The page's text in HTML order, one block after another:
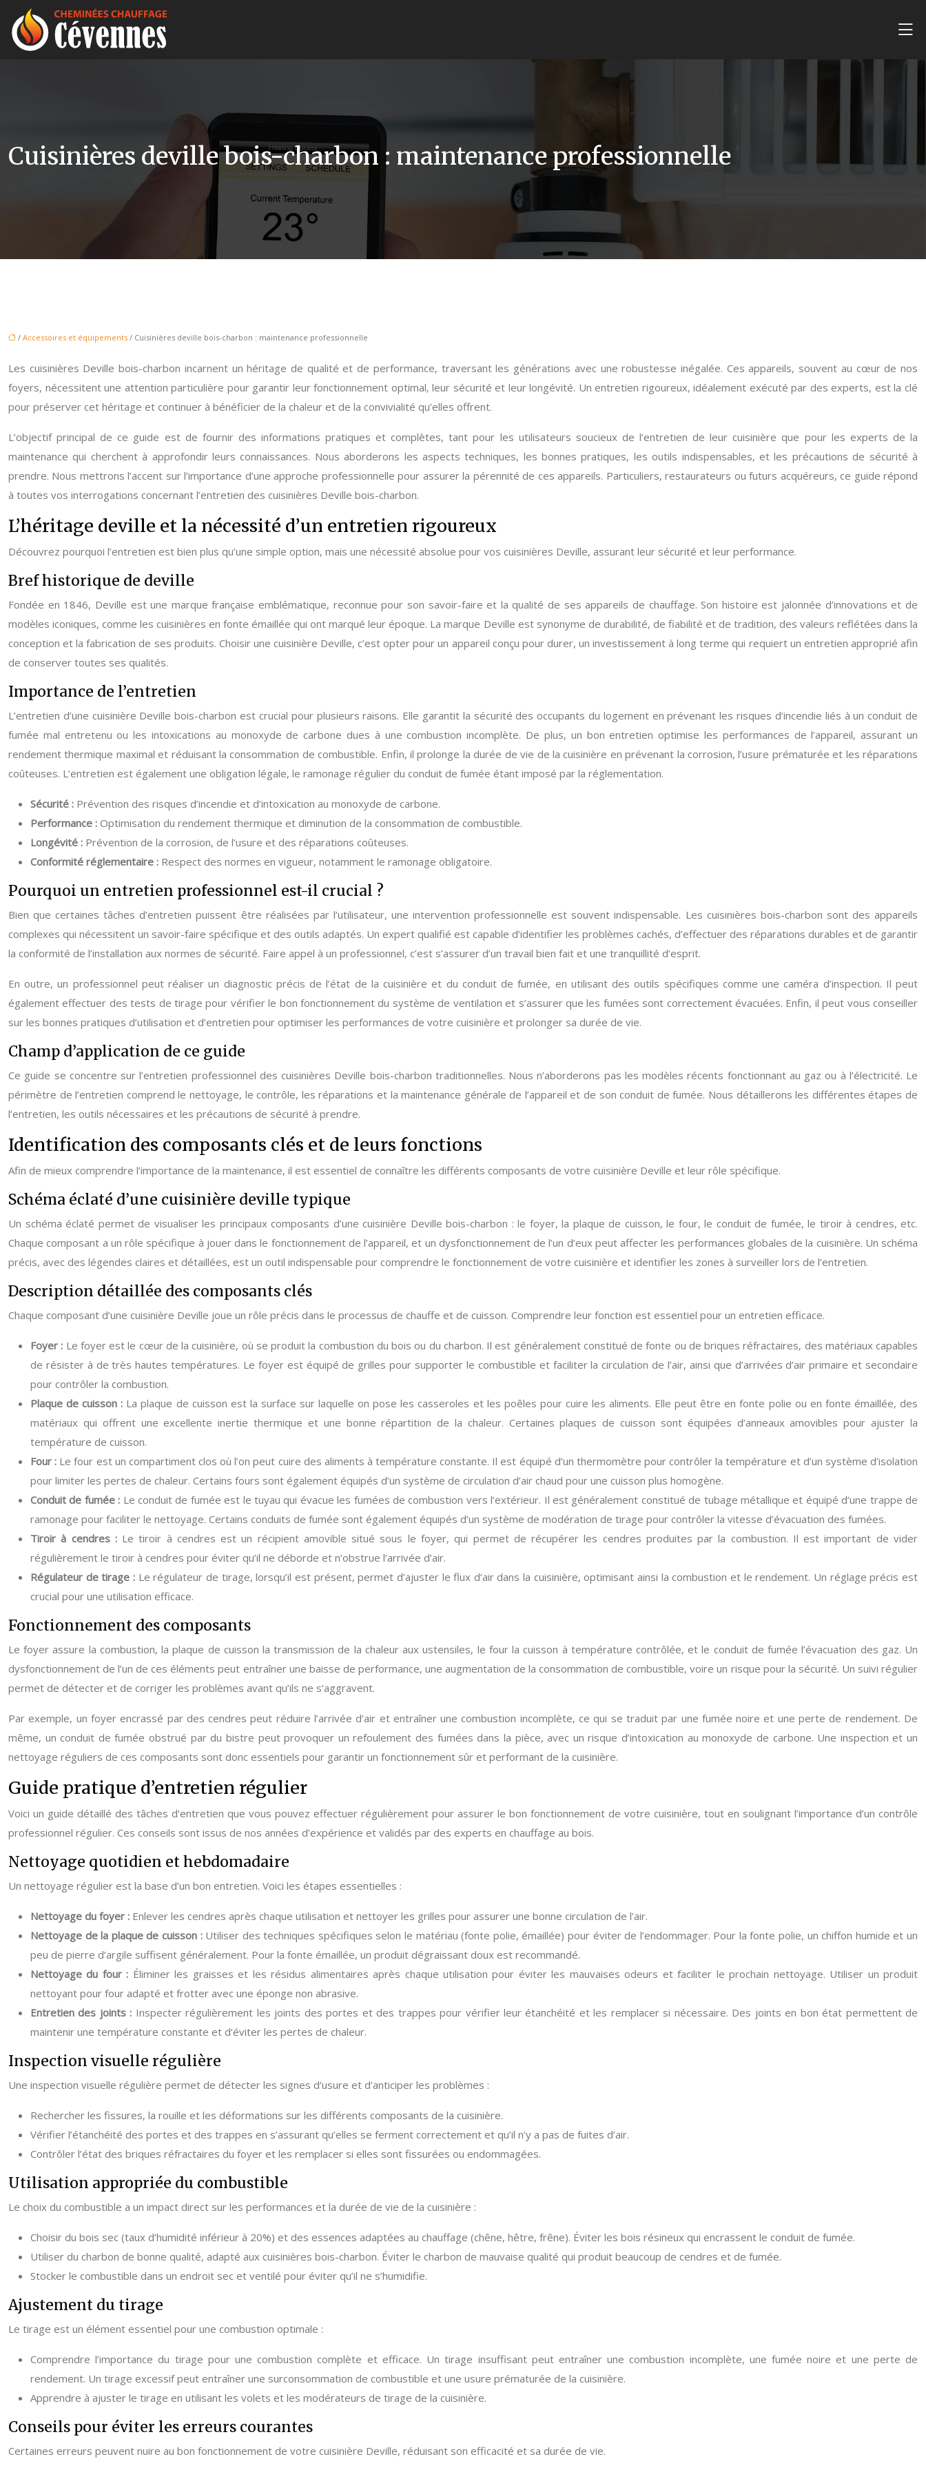
Cuisinières deville bois-charbon : maintenance professionnelle
/ Accessoires et équipements / Cuisinières deville bois-charbon : maintenance professionnelle
Les cuisinières Deville bois-charbon incarnent un héritage de qualité et de performance, traversant les générations avec une robustesse inégalée. Ces appareils, souvent au cœur de nos
foyers, nécessitent une attention particulière pour garantir leur fonctionnement optimal, leur sécurité et leur longévité. Un entretien rigoureux, idéalement exécuté par des experts, est la clé
pour préserver cet héritage et continuer à bénéficier de la chaleur et de la convivialité qu’elles offrent.
L’objectif principal de ce guide est de fournir des informations pratiques et complètes, tant pour les utilisateurs soucieux de l’entretien de leur cuisinière que pour les experts de la
maintenance qui cherchent à approfondir leurs connaissances. Nous aborderons les aspects techniques, les bonnes pratiques, les outils indispensables, et les précautions de sécurité à
prendre. Nous mettrons l’accent sur l’importance d’une approche professionnelle pour assurer la pérennité de ces appareils. Particuliers, restaurateurs ou futurs acquéreurs, ce guide répond
à toutes vos interrogations concernant l’entretien des cuisinières Deville bois-charbon.
L’héritage deville et la nécessité d’un entretien rigoureux
Découvrez pourquoi l’entretien est bien plus qu’une simple option, mais une nécessité absolue pour vos cuisinières Deville, assurant leur sécurité et leur performance.
Bref historique de deville
Fondée en 1846, Deville est une marque française emblématique, reconnue pour son savoir-faire et la qualité de ses appareils de chauffage. Son histoire est jalonnée d’innovations et de
modèles iconiques, comme les cuisinières en fonte émaillée qui ont marqué leur époque. La marque Deville est synonyme de durabilité, de fiabilité et de tradition, des valeurs reflétées dans la
conception et la fabrication de ses produits. Choisir une cuisinière Deville, c’est opter pour un appareil conçu pour durer, un investissement à long terme qui requiert un entretien approprié afin
de conserver toutes ses qualités.
Importance de l’entretien
L’entretien d’une cuisinière Deville bois-charbon est crucial pour plusieurs raisons. Elle garantit la sécurité des occupants du logement en prévenant les risques d’incendie liés à un conduit de
fumée mal entretenu ou les intoxications au monoxyde de carbone dues à une combustion incomplète. De plus, un bon entretien optimise les performances de l’appareil, assurant un
rendement thermique maximal et réduisant la consommation de combustible. Enfin, il prolonge la durée de vie de la cuisinière en prévenant la corrosion, l’usure prématurée et les réparations
coûteuses. L’entretien est également une obligation légale, le ramonage régulier du conduit de fumée étant imposé par la réglementation.
Sécurité : Prévention des risques d’incendie et d’intoxication au monoxyde de carbone.
Performance : Optimisation du rendement thermique et diminution de la consommation de combustible.
Longévité : Prévention de la corrosion, de l’usure et des réparations coûteuses.
Conformité réglementaire : Respect des normes en vigueur, notamment le ramonage obligatoire.
Pourquoi un entretien professionnel est-il crucial ?
Bien que certaines tâches d’entretien puissent être réalisées par l’utilisateur, une intervention professionnelle est souvent indispensable. Les cuisinières bois-charbon sont des appareils
complexes qui nécessitent un savoir-faire spécifique et des outils adaptés. Un expert qualifié est capable d’identifier les problèmes cachés, d’effectuer des réparations durables et de garantir
la conformité de l’installation aux normes de sécurité. Faire appel à un professionnel, c’est s’assurer d’un travail bien fait et une tranquillité d’esprit.
En outre, un professionnel peut réaliser un diagnostic précis de l’état de la cuisinière et du conduit de fumée, en utilisant des outils spécifiques comme une caméra d’inspection. Il peut
également effectuer des tests de tirage pour vérifier le bon fonctionnement du système de ventilation et s’assurer que les fumées sont correctement évacuées. Enfin, il peut vous conseiller
sur les bonnes pratiques d’utilisation et d’entretien pour optimiser les performances de votre cuisinière et prolonger sa durée de vie.
Champ d’application de ce guide
Ce guide se concentre sur l’entretien professionnel des cuisinières Deville bois-charbon traditionnelles. Nous n’aborderons pas les modèles récents fonctionnant au gaz ou à l’électricité. Le
périmètre de l’entretien comprend le nettoyage, le contrôle, les réparations et la maintenance générale de l’appareil et de son conduit de fumée. Nous détaillerons les différentes étapes de
l’entretien, les outils nécessaires et les précautions de sécurité à prendre.
Identification des composants clés et de leurs fonctions
Afin de mieux comprendre l’importance de la maintenance, il est essentiel de connaître les différents composants de votre cuisinière Deville et leur rôle spécifique.
Schéma éclaté d’une cuisinière deville typique
Un schéma éclaté permet de visualiser les principaux composants d’une cuisinière Deville bois-charbon : le foyer, la plaque de cuisson, le four, le conduit de fumée, le tiroir à cendres, etc.
Chaque composant a un rôle spécifique à jouer dans le fonctionnement de l’appareil, et un dysfonctionnement de l’un d’eux peut affecter les performances globales de la cuisinière. Un schéma
précis, avec des légendes claires et détaillées, est un outil indispensable pour comprendre le fonctionnement de votre cuisinière et identifier les zones à surveiller lors de l’entretien.
Description détaillée des composants clés
Chaque composant d’une cuisinière Deville joue un rôle précis dans le processus de chauffe et de cuisson. Comprendre leur fonction est essentiel pour un entretien efficace.
Foyer : Le foyer est le cœur de la cuisinière, où se produit la combustion du bois ou du charbon. Il est généralement constitué de fonte ou de briques réfractaires, des matériaux capables
de résister à de très hautes températures. Le foyer est équipé de grilles pour supporter le combustible et faciliter la circulation de l’air, ainsi que d’arrivées d’air primaire et secondaire
pour contrôler la combustion.
Plaque de cuisson : La plaque de cuisson est la surface sur laquelle on pose les casseroles et les poêles pour cuire les aliments. Elle peut être en fonte polie ou en fonte émaillée, des
matériaux qui offrent une excellente inertie thermique et une bonne répartition de la chaleur. Certaines plaques de cuisson sont équipées d’anneaux amovibles pour ajuster la
température de cuisson.
Four : Le four est un compartiment clos où l’on peut cuire des aliments à température constante. Il est équipé d’un thermomètre pour contrôler la température et d’un système d’isolation
pour limiter les pertes de chaleur. Certains fours sont également équipés d’un système de circulation d’air chaud pour une cuisson plus homogène.
Conduit de fumée : Le conduit de fumée est le tuyau qui évacue les fumées de combustion vers l’extérieur. Il est généralement constitué de tubage métallique et équipé d’une trappe de
ramonage pour faciliter le nettoyage. Certains conduits de fumée sont également équipés d’un système de modération de tirage pour contrôler la vitesse d’évacuation des fumées.
Tiroir à cendres : Le tiroir à cendres est un récipient amovible situé sous le foyer, qui permet de récupérer les cendres produites par la combustion. Il est important de vider
régulièrement le tiroir à cendres pour éviter qu’il ne déborde et n’obstrue l’arrivée d’air.
Régulateur de tirage : Le régulateur de tirage, lorsqu’il est présent, permet d’ajuster le flux d’air dans la cuisinière, optimisant ainsi la combustion et le rendement. Un réglage précis est
crucial pour une utilisation efficace.
Fonctionnement des composants
Le foyer assure la combustion, la plaque de cuisson la transmission de la chaleur aux ustensiles, le four la cuisson à température contrôlée, et le conduit de fumée l’évacuation des gaz. Un
dysfonctionnement de l’un de ces éléments peut entraîner une baisse de performance, une augmentation de la consommation de combustible, voire un risque pour la sécurité. Un suivi régulier
permet de détecter et de corriger les problèmes avant qu’ils ne s’aggravent.
Par exemple, un foyer encrassé par des cendres peut réduire l’arrivée d’air et entraîner une combustion incomplète, ce qui se traduit par une fumée noire et une perte de rendement. De
même, un conduit de fumée obstrué par du bistre peut provoquer un refoulement des fumées dans la pièce, avec un risque d’intoxication au monoxyde de carbone. Une inspection et un
nettoyage réguliers de ces composants sont donc essentiels pour garantir un fonctionnement sûr et performant de la cuisinière.
Guide pratique d’entretien régulier
Voici un guide détaillé des tâches d’entretien que vous pouvez effectuer régulièrement pour assurer le bon fonctionnement de votre cuisinière, tout en soulignant l’importance d’un contrôle
professionnel régulier. Ces conseils sont issus de nos années d’expérience et validés par des experts en chauffage au bois.
Nettoyage quotidien et hebdomadaire
Un nettoyage régulier est la base d’un bon entretien. Voici les étapes essentielles :
Nettoyage du foyer : Enlever les cendres après chaque utilisation et nettoyer les grilles pour assurer une bonne circulation de l’air.
Nettoyage de la plaque de cuisson : Utiliser des techniques spécifiques selon le matériau (fonte polie, émaillée) pour éviter de l’endommager. Pour la fonte polie, un chiffon humide et un
peu de pierre d’argile suffisent généralement. Pour la fonte émaillée, un produit dégraissant doux est recommandé.
Nettoyage du four : Éliminer les graisses et les résidus alimentaires après chaque utilisation pour éviter les mauvaises odeurs et faciliter le prochain nettoyage. Utiliser un produit
nettoyant pour four adapté et frotter avec une éponge non abrasive.
Entretien des joints : Inspecter régulièrement les joints des portes et des trappes pour vérifier leur étanchéité et les remplacer si nécessaire. Des joints en bon état permettent de
maintenir une température constante et d’éviter les pertes de chaleur.
Inspection visuelle régulière
Une inspection visuelle régulière permet de détecter les signes d’usure et d’anticiper les problèmes :
Rechercher les fissures, la rouille et les déformations sur les différents composants de la cuisinière.
Vérifier l’étanchéité des portes et des trappes en s’assurant qu’elles se ferment correctement et qu’il n’y a pas de fuites d’air.
Contrôler l’état des briques réfractaires du foyer et les remplacer si elles sont fissurées ou endommagées.
Utilisation appropriée du combustible
Le choix du combustible a un impact direct sur les performances et la durée de vie de la cuisinière :
Choisir du bois sec (taux d’humidité inférieur à 20%) et des essences adaptées au chauffage (chêne, hêtre, frêne). Éviter les bois résineux qui encrassent le conduit de fumée.
Utiliser du charbon de bonne qualité, adapté aux cuisinières bois-charbon. Éviter le charbon de mauvaise qualité qui produit beaucoup de cendres et de fumée.
Stocker le combustible dans un endroit sec et ventilé pour éviter qu’il ne s’humidifie.
Ajustement du tirage
Le tirage est un élément essentiel pour une combustion optimale :
Comprendre l’importance du tirage pour une combustion complète et efficace. Un tirage insuffisant peut entraîner une combustion incomplète, une fumée noire et une perte de
rendement. Un tirage excessif peut entraîner une surconsommation de combustible et une usure prématurée de la cuisinière.
Apprendre à ajuster le tirage en utilisant les volets et les modérateurs de tirage de la cuisinière.
Conseils pour éviter les erreurs courantes
Certaines erreurs peuvent nuire au bon fonctionnement de votre cuisinière Deville, réduisant son efficacité et sa durée de vie.